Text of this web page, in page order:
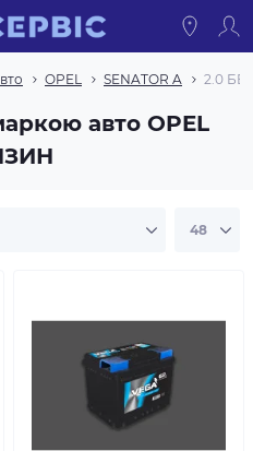
OPEL SENATOR A 2.0
авто OPEL